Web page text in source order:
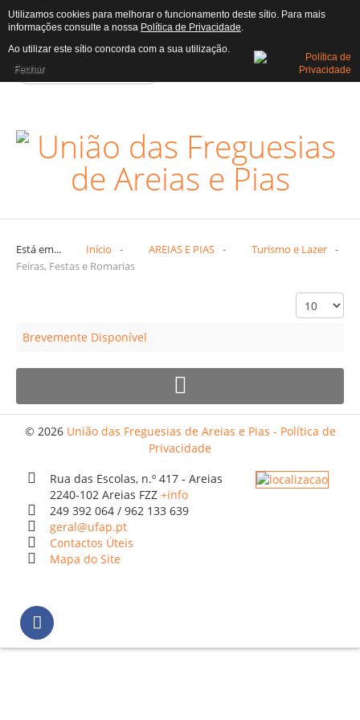
AUTARQUIA
Assembleia
Assembleia
Executivo
Editais
Executivo
Freguesia
Censos
História
Prestação de Contas
Eventos
Notícias
Sondagens
ZêzereTV
A Minha Rua
Abastecimento de Água
Está em... Início - AREIAS E PIAS - Turismo e Lazer -
Feiras, Festas e Romarias
Brevemente Disponível
© 2026 União das Freguesias de Areias e Pias - Política de
Privacidade
Rua das Escolas, n.º 417 - Areias
2240-102 Areias FZZ +info
249 392 064 / 962 133 639
geral@ufap.pt
Contactos Úteis
Mapa do Site
Utilizamos cookies para melhorar o funcionamento deste sítio. Para mais
informações consulte a nossa Política de Privacidade.
Ao utilizar este sítio concorda com a sua utilização.
Fechar